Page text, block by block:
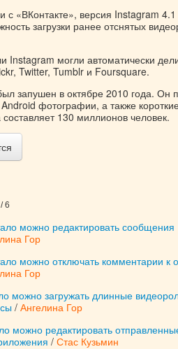
с «ВКонтакте», версия Instagram
загрузки ранее отснятых
Instagram могли автоматически
Twitter, Tumblr и Foursquare.
запушен в октябре 2010 года. Он
Android фотографии, а также
130 миллионов человек.
6
можно редактировать сообщения
Гор
можно отключать комментарии к
Гор
можно загружать длинные
/ Ангелина Гор
можно редактировать
/ Стас Кузьмин